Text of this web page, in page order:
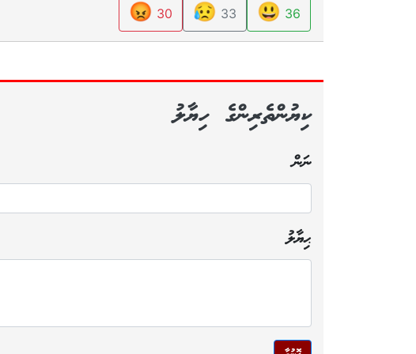
36
😃
33
😥
30
😡
ކިޔުންތެރިންގެ ހިޔާލު
ނަން
ޙިޔާލު